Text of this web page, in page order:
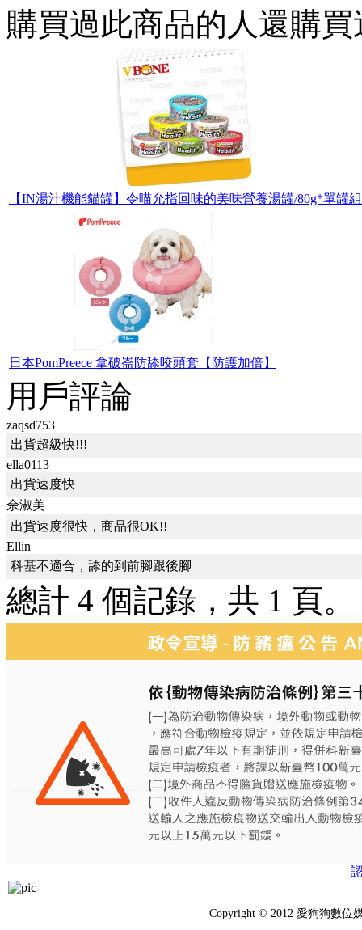
購買過此商品的人還購買
【IN湯汁機能貓罐】令喵允指回味的美味營養湯罐/80g*單罐組
日本PomPreece 拿破崙防舔咬頭套【防護加倍】
用戶評論
zaqsd753
出貨超級快!!!
ella0113
出貨速度快
佘淑美
出貨速度很快，商品很OK!!
Ellin
科基不適合，舔的到前腳跟後腳
總計 4 個記錄，共 1 頁。
Copyright © 2012 愛狗狗數位